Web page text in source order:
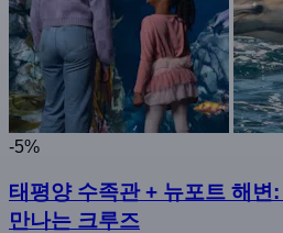
-5%
태평양 수족관 + 뉴포트 해변
만나는 크루즈